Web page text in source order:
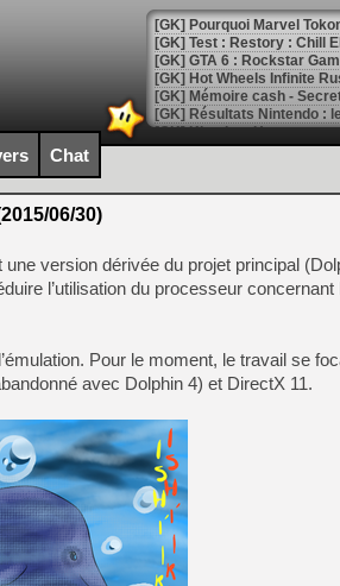
[GK] Pourquoi Marvel
[GK] Test : Restory : Chill
[GK] GTA 6 : Rockstar
[GK] Hot Wheels Infinite
[GK] Mémoire cash -
[GK] Résultats Nintendo :
[GK] Déjà des
[Mo5] Brickboy cherche à
[GK] Minecraft et ses «
[GK] Beast of
[GK] Ubisoft : fin de partie
[GK] Mémoire cash -
[GK] Dan Houser (GTA)
[GK] Comment EA Sports
[GK] Crimson Moon : un
[GK] Isle of Reveries : le
[GK] Moonlighter 2 : The
[GK] Capcom relance
[Mo5] Deux inédits du
[GK] Le beat'em up The
[GK] Endless Legend 2 :
Chat
06/30)
une version dérivée du projet principal
l’utilisation du processeur concernant
Pour le moment, le travail se
avec Dolphin 4) et DirectX 11.